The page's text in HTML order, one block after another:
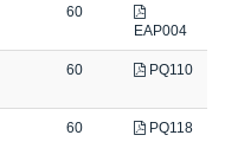
60
EAP004
60 PQ110
60 PQ118